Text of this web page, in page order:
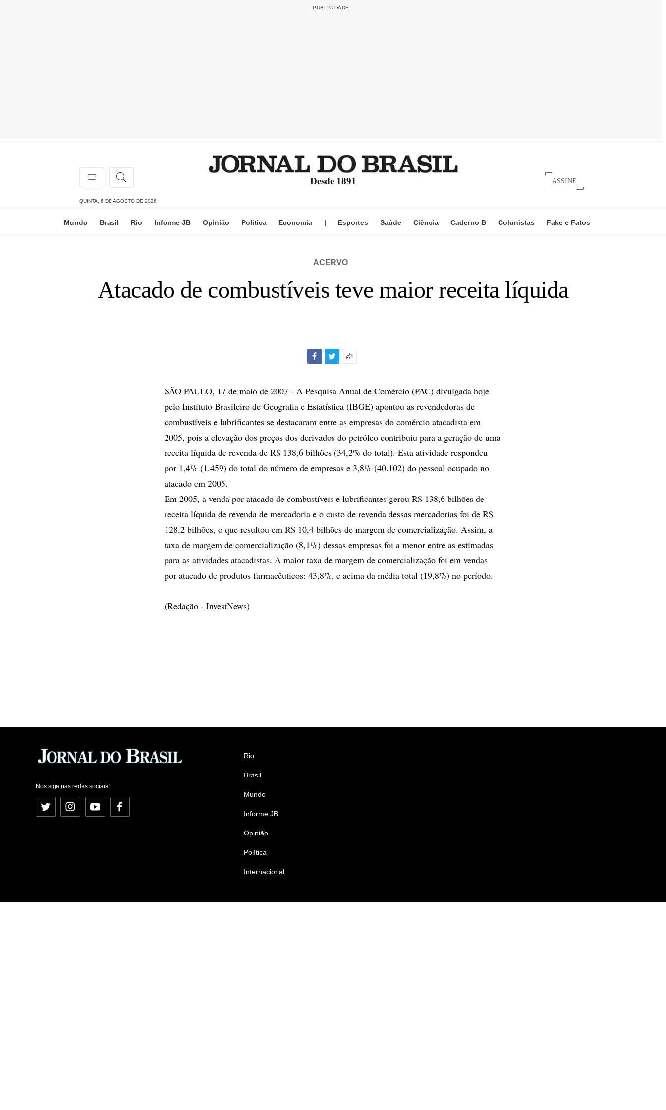
Desde 1891 ASSINE
QUINTA, 6 DE AGOSTO DE 2026
Mundo Brasil Rio Informe JB Opinião Política Economia | Esportes Saúde Ciência Caderno B Colunistas Fake e Fatos
ACERVO
Atacado de combustíveis teve maior receita líquida
compartilhamento
SÃO PAULO, 17 de maio de 2007 - A Pesquisa Anual de Comércio (PAC) divulgada hoje
pelo Instituto Brasileiro de Geografia e Estatística (IBGE) apontou as revendedoras de
combustíveis e lubrificantes se destacaram entre as empresas do comércio atacadista em
2005, pois a elevação dos preços dos derivados do petróleo contribuiu para a geração de uma
receita líquida de revenda de R$ 138,6 bilhões (34,2% do total). Esta atividade respondeu
por 1,4% (1.459) do total do número de empresas e 3,8% (40.102) do pessoal ocupado no
atacado em 2005.
Em 2005, a venda por atacado de combustíveis e lubrificantes gerou R$ 138,6 bilhões de
receita líquida de revenda de mercadoria e o custo de revenda dessas mercadorias foi de R$
128,2 bilhões, o que resultou em R$ 10,4 bilhões de margem de comercialização. Assim, a
taxa de margem de comercialização (8,1%) dessas empresas foi a menor entre as estimadas
para as atividades atacadistas. A maior taxa de margem de comercialização foi em vendas
por atacado de produtos farmacêuticos: 43,8%, e acima da média total (19,8%) no período.
(Redação - InvestNews)
Nos siga nas redes sociais!
Twitter InstagramYouTubeFacebook
Rio
Brasil
Mundo
Informe JB
Opinião
Política
Internacional